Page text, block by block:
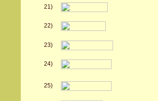
21)
22)
23)
24)
25)